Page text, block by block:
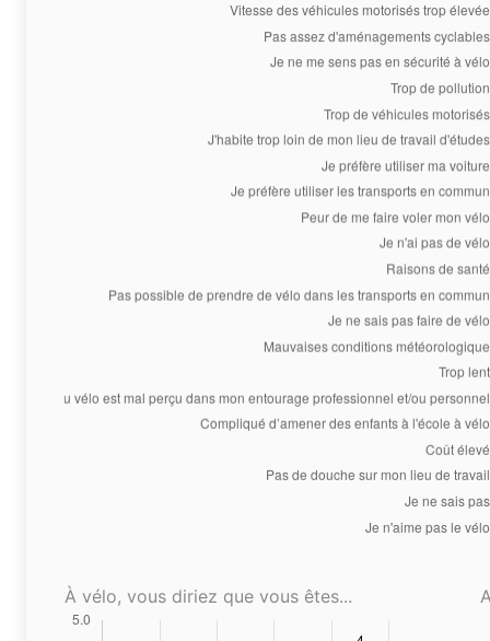
À vélo, vous diriez que vous êtes...